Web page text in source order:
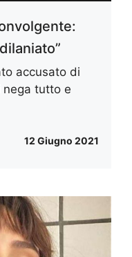
accusato di
nega tutto e
12 Giugno 2021